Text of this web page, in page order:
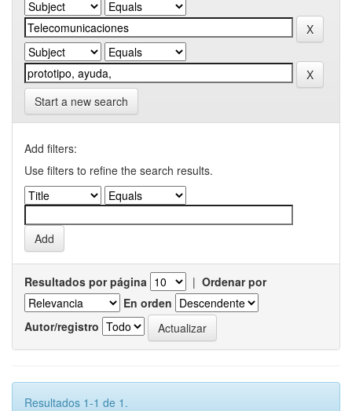
Start a new search
Add filters:
Use filters to refine the search results.
Resultados por página | Ordenar por
En orden
Autor/registro
Resultados 1-1 de 1.